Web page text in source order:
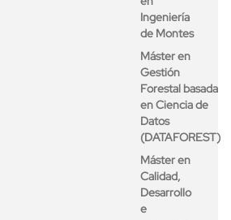
Ingeniería
de Montes
Máster en
Gestión
Forestal basada
en Ciencia de
Datos
(DATAFOREST)
Máster en
Calidad,
Desarrollo
e